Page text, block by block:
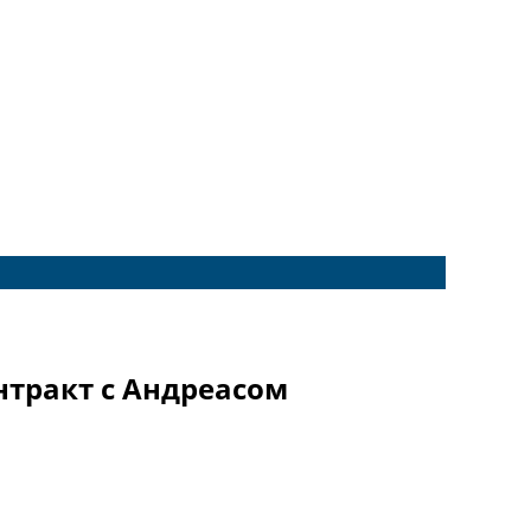
с Андреасом